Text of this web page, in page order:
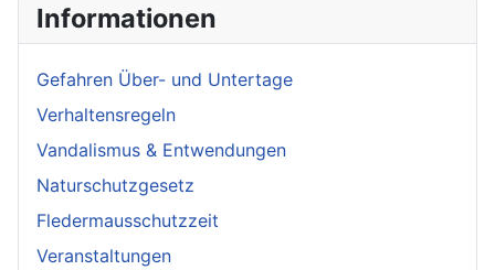
Informationen
Gefahren Über- und Untertage
Verhaltensregeln
Vandalismus & Entwendungen
Naturschutzgesetz
Fledermausschutzzeit
Veranstaltungen